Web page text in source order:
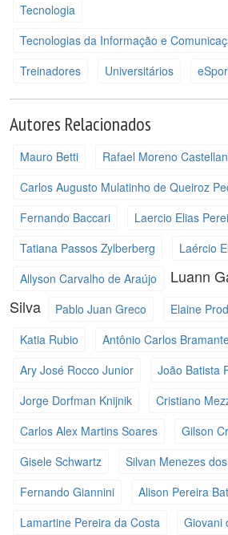
Tecnologia
Tecnologias da Informação e
Treinadores
Universitários
Autores Relacionados
Mauro Betti
Rafael Moreno
Carlos Augusto Mulatinho de Queiroz
Fernando Baccari
Laercio Elias
Tatiana Passos Zylberberg
Laércio
Allyson Carvalho de Araújo
Luann
Silva
Pablo Juan Greco
Elaine
Katia Rubio
Antônio Carlos
Ary José Rocco Junior
João Batista
Jorge Dorfman Knijnik
Cristiano
Carlos Alex Martins Soares
Gilson
Gisele Schwartz
Silvan Menezes
Fernando Giannini
Alison Pereira
Lamartine Pereira da Costa
Giovani